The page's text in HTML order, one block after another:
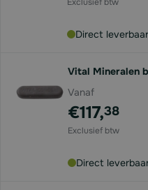
Direct leverbaar
Vital Mineralen
Vanaf
€117,38
Direct